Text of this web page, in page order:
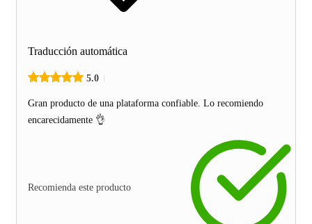
Traducción automática
5.0
Gran producto de una plataforma confiable. Lo recomiendo
encarecidamente 👌
Recomienda este producto